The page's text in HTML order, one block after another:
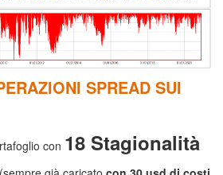
SPREAD SUI
con 18 Stagionalità